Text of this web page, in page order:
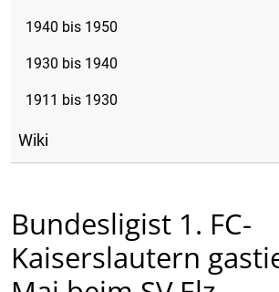
1940 bis 1950
1930 bis 1940
1911 bis 1930
Wiki
Bundesligist 1. FC-
Kaiserslautern